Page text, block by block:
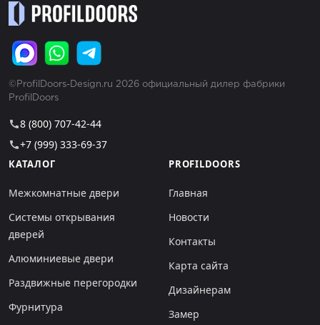
©ProfilDoors-Design.ru 2026 официальный дилер фабрики
ProfilDoors
call8 (800) 707-42-44
call+7 (999) 333-69-37
КАТАЛОГ
Межкомнатные двери
Системы открывания
дверей
Алюминиевые двери
Раздвижные перегородки
Фурнитура
PROFILDOORS
Главная
Новости
Контакты
Карта сайта
Дизайнерам
Замер